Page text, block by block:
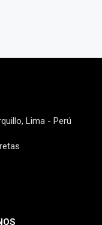
Lima - Perú